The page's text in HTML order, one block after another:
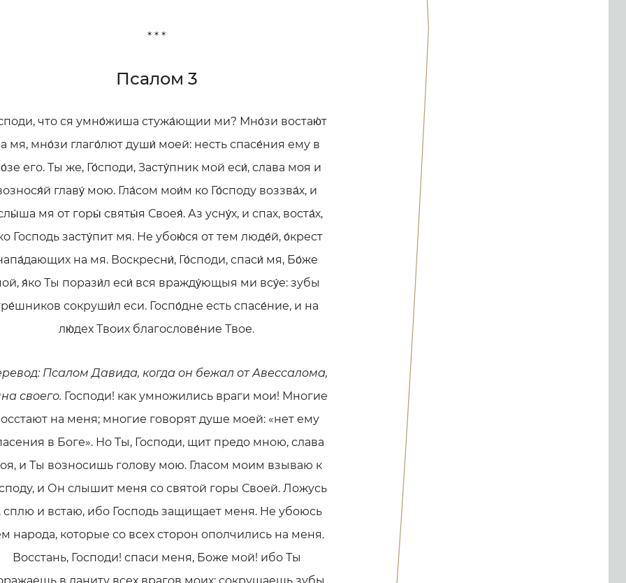
* * *
Псалом 3
что ся умно́жиша стужа́ющии ми? Мно́зи востаю́т
мя, мно́зи глаго́лют души́ моей: несть спасе́ния ему в
его. Ты же, Го́споди, Засту́пник мой еси́, слава моя и
главу́ мою. Гла́сом мои́м ко Го́споду воззва́х, и
мя от горы́ святы́я Своея́. Аз усну́х, и спах, воста́х,
Господь засту́пит мя. Не убою́ся от тем люде́й, о́крест
на мя. Воскресни́, Го́споди, спаси́ мя, Бо́же
я́ко Ты порази́л еси́ вся вражду́ющыя ми всу́е: зубы
сокруши́л еси. Госпо́дне есть спасе́ние, и на
лю́дех Твоих благослове́ние Твое.
Псалом Давида, когда он бежал от Авессалома,
своего. Господи! как умножились враги мои! Многие
на меня; многие говорят душе моей: «нет ему
в Боге». Но Ты, Господи, щит предо мною, слава
и Ты возносишь голову мою. Гласом моим взываю к
и Он слышит меня со святой горы Своей. Ложусь
сплю и встаю, ибо Господь защищает меня. Не убоюсь
народа, которые со всех сторон ополчились на меня.
Восстань, Господи! спаси меня, Боже мой! ибо Ты